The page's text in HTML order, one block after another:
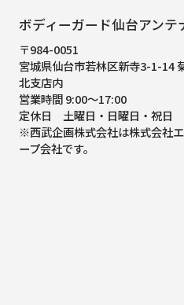
ボディーガード仙台アンテ
〒984-0051
宮城県仙台市若林区新寺3-1-14
北支店内
営業時間 9:00～17:00
定休日 土曜日・日曜日・祝日
※西武企画株式会社は株式会社
ープ会社です。